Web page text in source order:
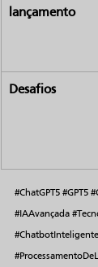
lançamento
Desafios
#ChatGPT5 #GPT5
#IAAvançada
#ChatbotInteligente